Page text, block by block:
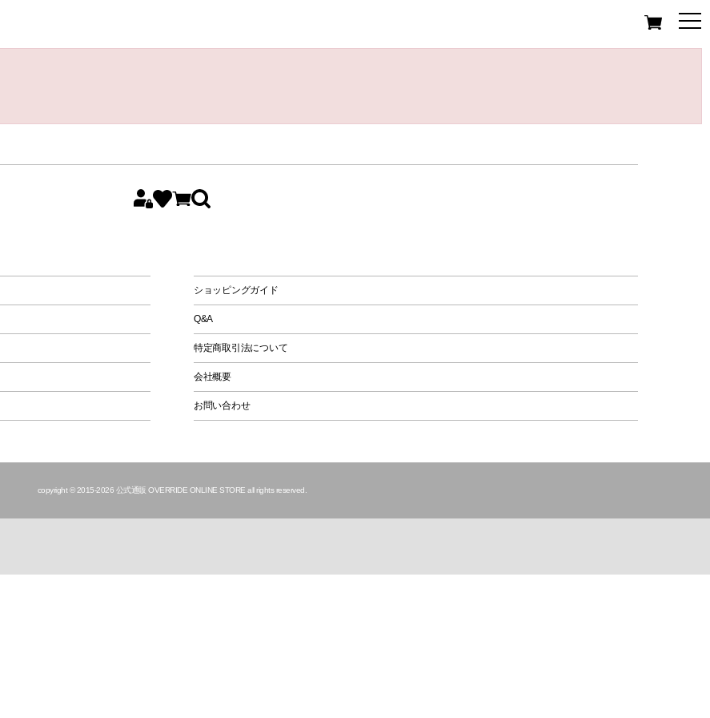
ショッピングガイド
Q&A
特定商取引法について
会社概要
お問い合わせ
copyright © 2015-2026 公式通販 OVERRIDE ONLINE STORE all rights reserved.